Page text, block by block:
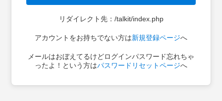
リダイレクト先：/talkit/index.php
アカウントをお持ちでない方は新規登録ページへ
メールはおぼえてるけどログインパスワード忘れちゃ
ったよ！という方はパスワードリセットページへ